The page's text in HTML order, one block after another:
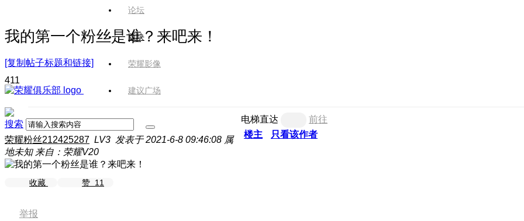
论坛
版块
荣耀影像
建议广场
搜索
我的第一个粉丝是谁？来吧来！
[复制帖子标题和链接]
411
电梯直达
前往
楼主
只看该作者
荣耀粉丝212425287 LV3 发表于 2021-6-8 09:46:08 属
地未知 来自：荣耀V20
收藏 赞 11
举报